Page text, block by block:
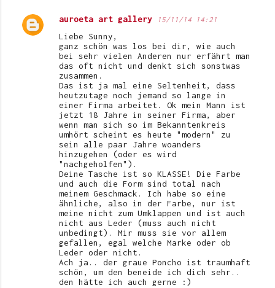
auroeta art gallery 15/11/14 14:21
Liebe Sunny,
ganz schön was los bei dir, wie auch
bei sehr vielen Anderen nur erfährt man
das oft nicht und denkt sich sonstwas
zusammen.
Das ist ja mal eine Seltenheit, dass
heutzutage noch jemand so lange in
einer Firma arbeitet. Ok mein Mann ist
jetzt 18 Jahre in seiner Firma, aber
wenn man sich so im Bekanntenkreis
umhört scheint es heute "modern" zu
sein alle paar Jahre woanders
hinzugehen (oder es wird
"nachgeholfen").
Deine Tasche ist so KLASSE! Die Farbe
und auch die Form sind total nach
meinem Geschmack. Ich habe so eine
ähnliche, also in der Farbe, nur ist
meine nicht zum Umklappen und ist auch
nicht aus Leder (muss auch nicht
unbedingt). Mir muss sie vor allem
gefallen, egal welche Marke oder ob
Leder oder nicht.
Ach ja.. der graue Poncho ist traumhaft
schön, um den beneide ich dich sehr..
den hätte ich auch gerne :)